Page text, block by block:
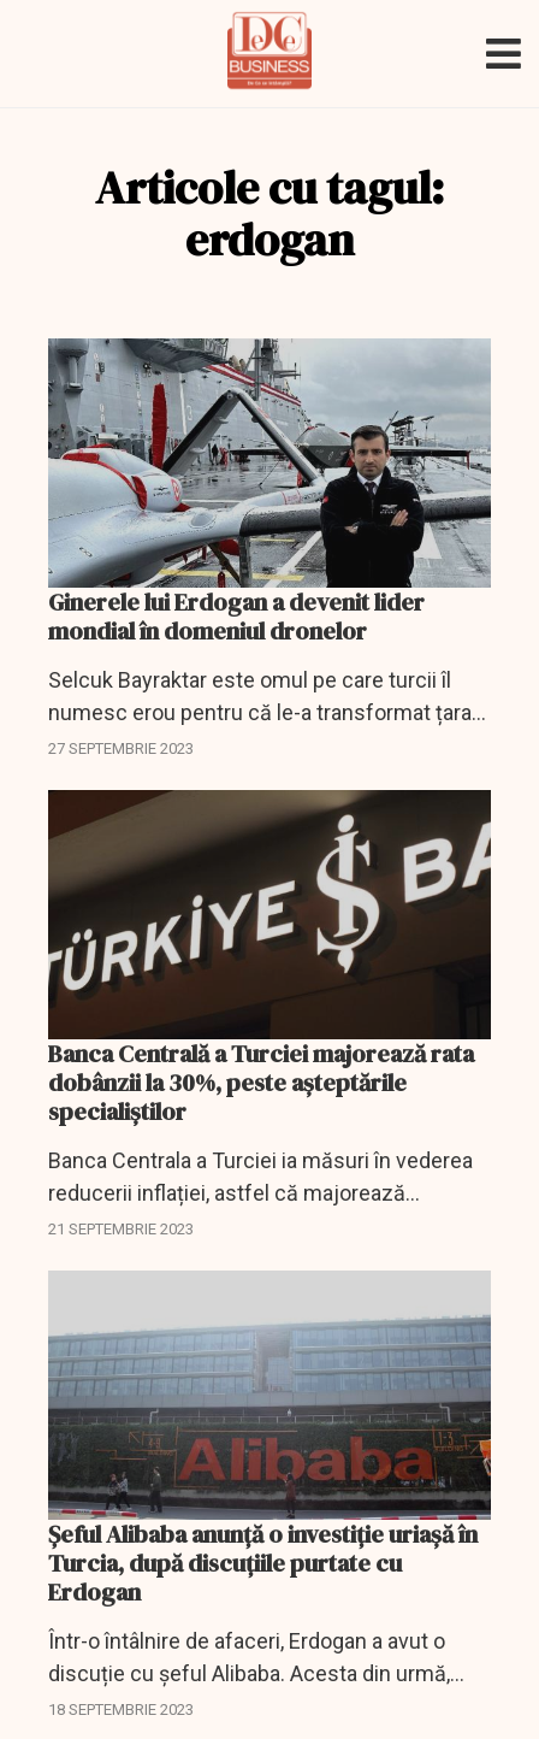
Articole cu tagul:
erdogan
Ginerele lui Erdogan a devenit lider
mondial în domeniul dronelor
Selcuk Bayraktar este omul pe care turcii îl
numesc erou pentru că le-a transformat țara
într-un furnizor global cheie de drone de luptă.
27 SEPTEMBRIE 2023
Banca Centrală a Turciei majorează rata
dobânzii la 30%, peste așteptările
specialiștilor
Banca Centrala a Turciei ia măsuri în vederea
reducerii inflației, astfel că majorează
dobânda de politică monetară.
21 SEPTEMBRIE 2023
Șeful Alibaba anunță o investiție uriașă în
Turcia, după discuțiile purtate cu
Erdogan
Într-o întâlnire de afaceri, Erdogan a avut o
discuție cu șeful Alibaba. Acesta din urmă,
ulterior înțelegerilor dintre cei doi, și-a anunțat
18 SEPTEMBRIE 2023